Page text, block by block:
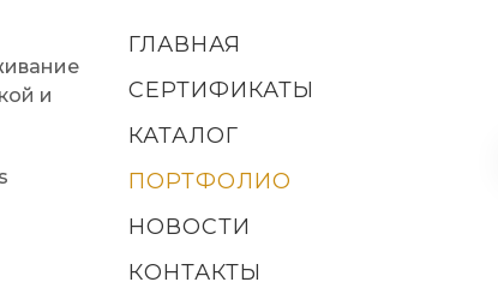
и
ГЛАВНАЯ
СЕРТИФИКАТЫ
КАТАЛОГ
ПОРТФОЛИО
НОВОСТИ
КОНТАКТЫ